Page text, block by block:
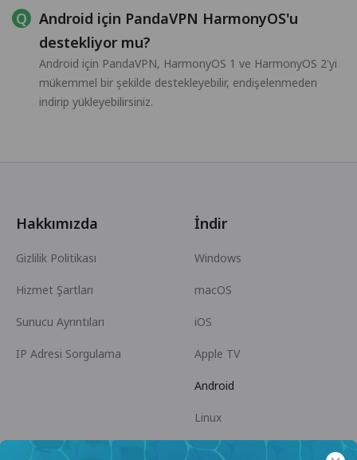
Android için PandaVPN HarmonyOS'u
destekliyor mu?
Android için PandaVPN, HarmonyOS 1 ve HarmonyOS 2'yi
mükemmel bir şekilde destekleyebilir, endişelenmeden
indirip yükleyebilirsiniz.
Hakkımızda
Gizlilik Politikası
Hizmet Şartları
Sunucu Ayrıntıları
IP Adresi Sorgulama
İndir
Windows
macOS
iOS
Apple TV
Android
Linux
Android TV